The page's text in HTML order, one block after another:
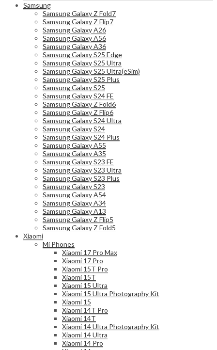
Samsung
Samsung Galaxy Z Fold7
Samsung Galaxy Z Flip7
Samsung Galaxy A26
Samsung Galaxy A56
Samsung Galaxy A36
Samsung Galaxy S25 Edge
Samsung Galaxy S25 Ultra
Samsung Galaxy S25 Ultra(eSim)
Samsung Galaxy S25 Plus
Samsung Galaxy S25
Samsung Galaxy S24 FE
Samsung Galaxy Z Fold6
Samsung Galaxy Z Flip6
Samsung Galaxy S24 Ultra
Samsung Galaxy S24
Samsung Galaxy S24 Plus
Samsung Galaxy A55
Samsung Galaxy A35
Samsung Galaxy S23 FE
Samsung Galaxy S23 Ultra
Samsung Galaxy S23 Plus
Samsung Galaxy S23
Samsung Galaxy A54
Samsung Galaxy A34
Samsung Galaxy A13
Samsung Galaxy Z Flip5
Samsung Galaxy Z Fold5
Xiaomi
Mi Phones
Xiaomi 17 Pro Max
Xiaomi 17 Pro
Xiaomi 15T Pro
Xiaomi 15T
Xiaomi 15 Ultra
Xiaomi 15 Ultra Photography Kit
Xiaomi 15
Xiaomi 14T Pro
Xiaomi 14T
Xiaomi 14 Ultra Photography Kit
Xiaomi 14 Ultra
Xiaomi 14 Pro